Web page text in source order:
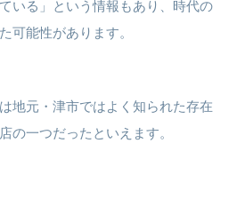
いる」という情報もあり、時代の
可能性があります。
地元・津市ではよく知られた存在
の一つだったといえます。